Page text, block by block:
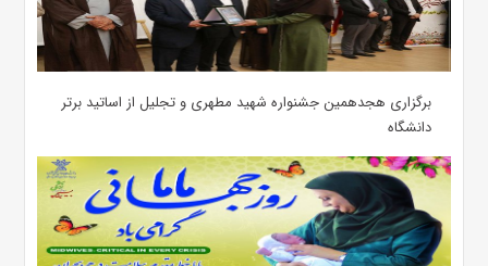
برگزاری هجدهمین جشنواره شهید مطهری و تجلیل از اساتید برتر
دانشگاه